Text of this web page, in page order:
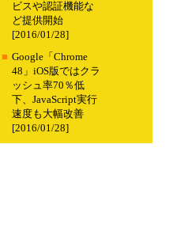
ビスや認証機能な
ど提供開始
[2016/01/28]
■ Google「Chrome
48」iOS版ではクラ
ッシュ率70％低
下、JavaScript実行
速度も大幅改善
[2016/01/28]